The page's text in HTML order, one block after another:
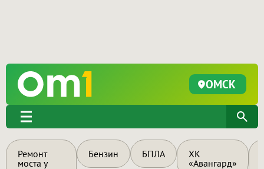
ОМСК
Ремонт
моста у
Бензин БПЛА
ХК
«Авангард»